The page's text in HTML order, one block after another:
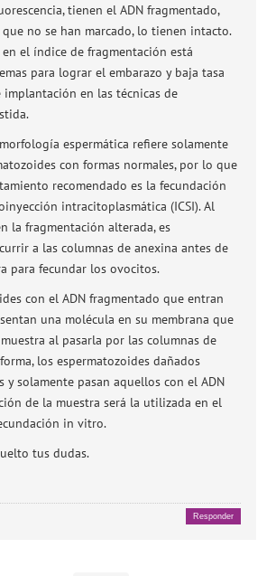
tienen el ADN fragmentado,
no se han marcado, lo tienen intacto.
el índice de fragmentación está
para lograr el embarazo y baja tasa
implantación en las técnicas de
espermática refiere solamente
con formas normales, por lo que
recomendado es la fecundación
intracitoplasmática (ICSI). Al
la fragmentación alterada, es
a las columnas de anexina antes de
para fecundar los ovocitos.
con el ADN fragmentado que entran
una molécula en su membrana que
al pasarla por las columnas de
los espermatozoides dañados
y solamente pasan aquellos con el ADN
de la muestra será la utilizada en el
in vitro.
tus dudas.
Responder